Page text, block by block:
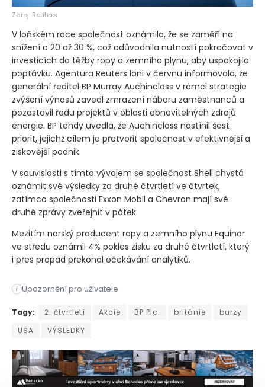
Zdroj: Reuters
V loňském roce společnost oznámila, že se zaměří na
snížení o 20 až 30 %, což odůvodnila nutností pokračovat v
investicích do těžby ropy a zemního plynu, aby uspokojila
poptávku. Agentura Reuters loni v červnu informovala, že
generální ředitel BP Murray Auchincloss v rámci strategie
zvýšení výnosů zavedl zmrazení náboru zaměstnanců a
pozastavil řadu projektů v oblasti obnovitelných zdrojů
energie. BP tehdy uvedla, že Auchincloss nastínil šest
priorit, jejichž cílem je přetvořit společnost v efektivnější a
ziskovější podnik.
V souvislosti s tímto vývojem se společnost Shell chystá
oznámit své výsledky za druhé čtvrtletí ve čtvrtek,
zatímco společnosti Exxon Mobil a Chevron mají své
druhé zprávy zveřejnit v pátek.
Mezitím norský producent ropy a zemního plynu Equinor
ve středu oznámil 4% pokles zisku za druhé čtvrtletí, který
i přes propad překonal očekávání analytiků.
i Upozornění pro uživatele
BP hlásí solidní zisky za druhé čtvrtletí, které překonaly
Tagy: 2. čtvrtletí Akcie BP Plc. británie
burzy
USA
VÝSLEDKY